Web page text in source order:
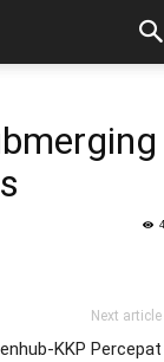
Next article
KKP Percepat